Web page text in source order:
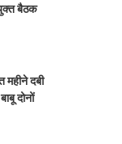
बैठक
महीने दबी
दोनों